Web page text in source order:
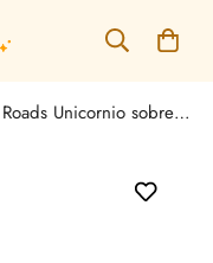
Janod Cross Roads Unicornio sobre Ruedas